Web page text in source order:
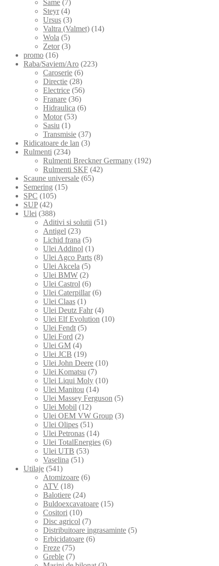
Same (7)
Steyr (4)
Ursus (3)
Valtra (Valmet) (14)
Wola (5)
Zetor (3)
promo (16)
Raba/Saviem/Aro (223)
Caroserie (6)
Directie (28)
Electrice (56)
Franare (36)
Hidraulica (6)
Motor (53)
Sasiu (1)
Transmisie (37)
Ridicatoare de lan (3)
Rulmenti (234)
Rulmenti Breckner Germany (192)
Rulmenti SKF (42)
Scaune universale (65)
Semering (15)
SPC (105)
SUP (42)
Ulei (388)
Aditivi si solutii (51)
Antigel (23)
Lichid frana (5)
Ulei Addinol (1)
Ulei Agco Parts (8)
Ulei Akcela (5)
Ulei BMW (2)
Ulei Castrol (6)
Ulei Caterpillar (6)
Ulei Claas (1)
Ulei Deutz Fahr (4)
Ulei Elf Evolution (10)
Ulei Fendt (5)
Ulei Ford (2)
Ulei GM (4)
Ulei JCB (19)
Ulei John Deere (10)
Ulei Komatsu (7)
Ulei Liqui Moly (10)
Ulei Manitou (14)
Ulei Massey Ferguson (5)
Ulei Mobil (12)
Ulei OEM VW Group (3)
Ulei Olipes (51)
Ulei Petronas (14)
Ulei TotalEnergies (6)
Ulei UTB (53)
Vaselina (51)
Utilaje (541)
Atomizoare (6)
ATV (18)
Balotiere (24)
Buldoexcavatoare (15)
Cositori (10)
Disc agricol (7)
Distribuitoare ingrasaminte (5)
Erbicidatoare (6)
Freze (75)
Greble (7)